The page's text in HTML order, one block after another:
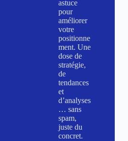
astuce
pour
améliorer
votre
positionne
ment. Une
dose de
stratégie,
de
tendances
et
d’analyses
… sans
spam,
juste du
concret.